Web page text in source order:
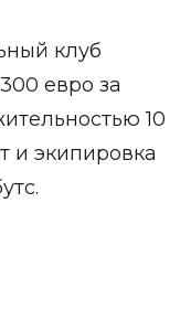
клуб
евро за
10
и экипировка